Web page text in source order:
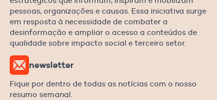
pessoas, organizações e causas. Essa iniciativa surge
em resposta à necessidade de combater a
desinformação e ampliar o acesso a conteúdos de
qualidade sobre impacto social e terceiro setor.
newsletter
Fique por dentro de todas as notícias com o nosso
resumo semanal.